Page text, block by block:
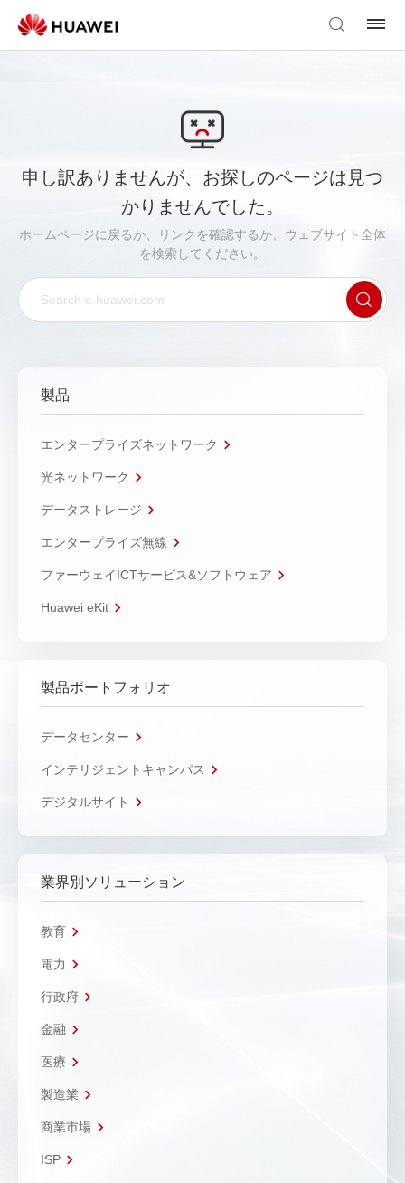
申し訳ありませんが、お探しのページは見つ
かりませんでした。
ホームページに戻るか、リンクを確認するか、ウェブサイト全体
を検索してください。
製品
エンタープライズネットワーク
光ネットワーク
データストレージ
エンタープライズ無線
ファーウェイICTサービス&ソフトウェア
Huawei eKit
製品ポートフォリオ
データセンター
インテリジェントキャンパス
デジタルサイト
業界別ソリューション
教育
電力
行政府
金融
医療
製造業
商業市場
ISP